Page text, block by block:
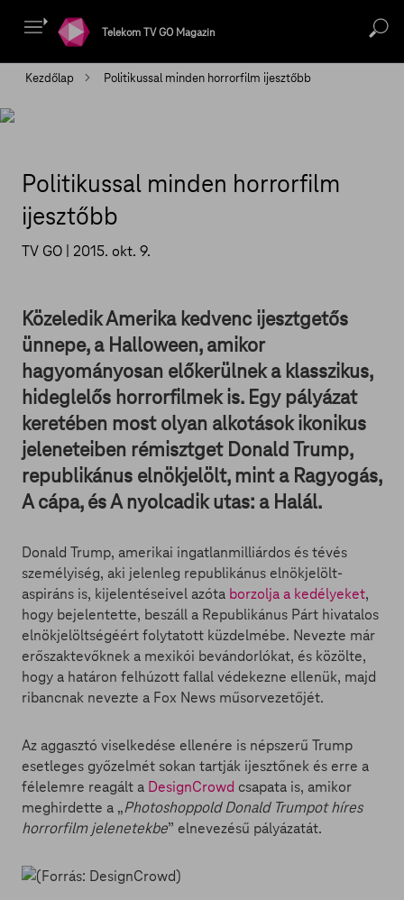
Telekom TV GO Magazin
Kezdőlap Politikussal minden horrorfilm ijesztőbb
Politikussal minden horrorfilm
ijesztőbb
TV GO | 2015. okt. 9.
Közeledik Amerika kedvenc ijesztgetős
ünnepe, a Halloween, amikor
hagyományosan előkerülnek a klasszikus,
hideglelős horrorfilmek is. Egy pályázat
keretében most olyan alkotások ikonikus
jeleneteiben rémisztget Donald Trump,
republikánus elnökjelölt, mint a Ragyogás,
A cápa, és A nyolcadik utas: a Halál.
Donald Trump, amerikai ingatlanmilliárdos és tévés
személyiség, aki jelenleg republikánus elnökjelölt-
aspiráns is, kijelentéseivel azóta borzolja a kedélyeket,
hogy bejelentette, beszáll a Republikánus Párt hivatalos
elnökjelöltségéért folytatott küzdelmébe. Nevezte már
erőszaktevőknek a mexikói bevándorlókat, és közölte,
hogy a határon felhúzott fallal védekezne ellenük, majd
ribancnak nevezte a Fox News műsorvezetőjét.
Az aggasztó viselkedése ellenére is népszerű Trump
esetleges győzelmét sokan tartják ijesztőnek és erre a
félelemre reagált a DesignCrowd csapata is, amikor
meghirdette a „Photoshoppold Donald Trumpot híres
horrorfilm jelenetekbe” elnevezésű pályázatát.